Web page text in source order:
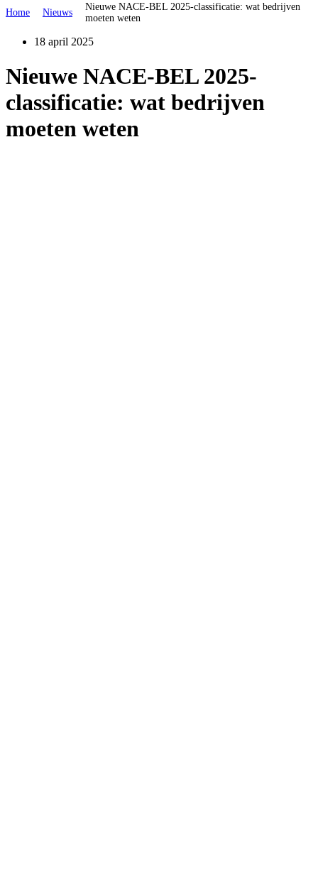
Home Nieuws
Nieuwe NACE-BEL 2025-classificatie: wat bedrijven
moeten weten
18 april 2025
Nieuwe NACE-BEL 2025-
classificatie: wat bedrijven
moeten weten